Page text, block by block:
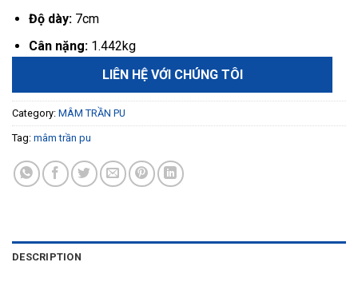
Độ dày:7cm
Cân nặng:1.442kg
LIÊN HỆ VỚI CHÚNG TÔI
Category: MÂM TRẦN PU
Tag: mâm trần pu
DESCRIPTION